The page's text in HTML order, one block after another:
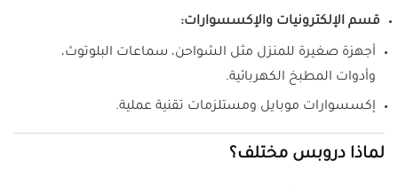
قسم الإلكترونيات والإكسسوارات:
أجهزة صغيرة للمنزل مثل الشواحن، سماعات البلوتوث،
وأدوات المطبخ الكهربائية.
إكسسوارات موبايل ومستلزمات تقنية عملية.
لماذا دروبس مختلف؟